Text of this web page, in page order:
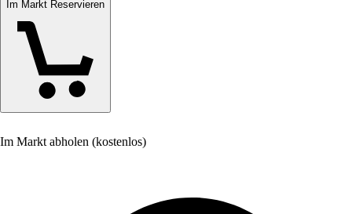
Im Markt Reservieren
Im Markt abholen (kostenlos)